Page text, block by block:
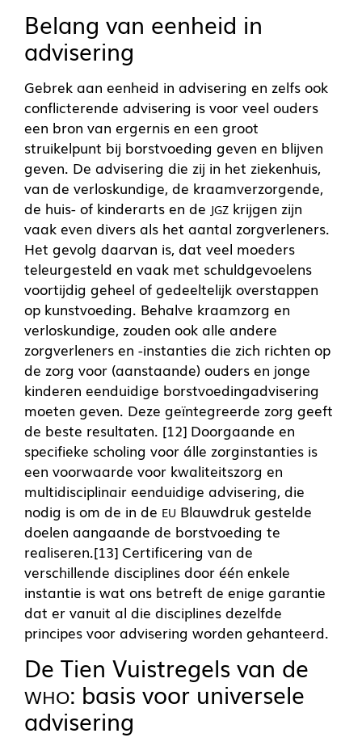
Belang van eenheid in
advisering
Gebrek aan eenheid in advisering en zelfs ook
conflicterende advisering is voor veel ouders
een bron van ergernis en een groot
struikelpunt bij borstvoeding geven en blijven
geven. De advisering die zij in het ziekenhuis,
van de verloskundige, de kraamverzorgende,
de huis- of kinderarts en de JGZ krijgen zijn
vaak even divers als het aantal zorgverleners.
Het gevolg daarvan is, dat veel moeders
teleurgesteld en vaak met schuldgevoelens
voortijdig geheel of gedeeltelijk overstappen
op kunstvoeding. Behalve kraamzorg en
verloskundige, zouden ook alle andere
zorgverleners en -instanties die zich richten op
de zorg voor (aanstaande) ouders en jonge
kinderen eenduidige borstvoedingadvisering
moeten geven. Deze geïntegreerde zorg geeft
de beste resultaten. [12] Doorgaande en
specifieke scholing voor álle zorginstanties is
een voorwaarde voor kwaliteitszorg en
multidisciplinair eenduidige advisering, die
nodig is om de in de EU Blauwdruk gestelde
doelen aangaande de borstvoeding te
realiseren.[13] Certificering van de
verschillende disciplines door één enkele
instantie is wat ons betreft de enige garantie
dat er vanuit al die disciplines dezelfde
principes voor advisering worden gehanteerd.
De Tien Vuistregels van de
WHO: basis voor universele
advisering